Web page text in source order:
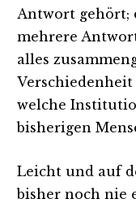
Antwort gehört;
mehrere
alles
welche
bisherigen
Leicht und auf
bisher noch nie